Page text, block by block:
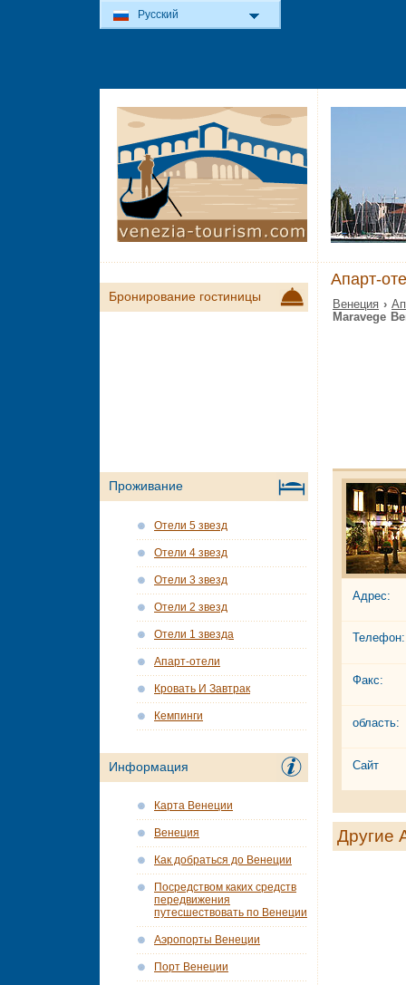
Апарт-
Венеция ›
Maravege
Адрес:
Телефон:
Факс:
область:
Сайт
Другие
Бронирование гостиницы
Проживание
Отели 5 звезд
Отели 4 звезд
Отели 3 звезд
Отели 2 звезд
Отели 1 звезда
Апарт-отели
Кровать И Завтрак
Кемпинги
Информация
Карта Венеции
Венеция
Как добраться до Венеции
Посредством каких средств
передвижения
путесшествовать по Венеции
Аэропорты Венеции
Порт Венеции
Русский